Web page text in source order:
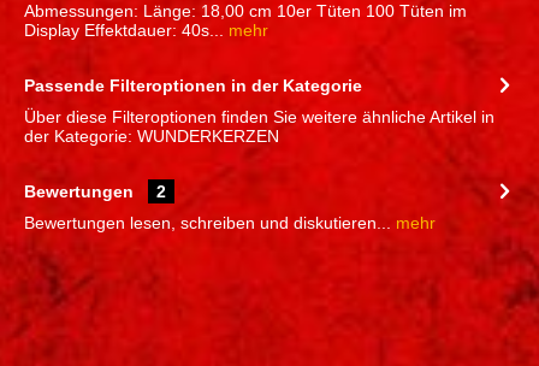
Abmessungen: Länge: 18,00 cm 10er Tüten 100 Tüten im
Display Effektdauer: 40s...
mehr
Passende Filteroptionen in der Kategorie
Über diese Filteroptionen finden Sie weitere ähnliche Artikel in
der Kategorie: WUNDERKERZEN
Bewertungen
2
Bewertungen lesen, schreiben und diskutieren...
mehr